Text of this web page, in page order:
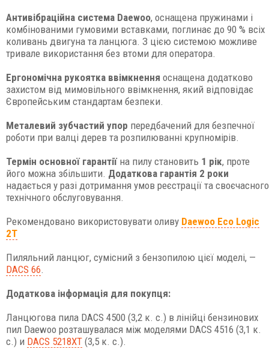
Антивібраційна система Daewoo, оснащена пружинами і
комбінованими гумовими вставками, поглинає до 90 % всіх
коливань двигуна та ланцюга. З цією системою можливе
тривале використання без втоми для оператора.
Ергономічна рукоятка ввімкнення оснащена додатково
захистом від мимовільного ввімкнення, який відповідає
Європейським стандартам безпеки.
Металевий зубчастий упор передбачений для безпечної
роботи при валці дерев та розпилюванні крупномірів.
Термін основної гарантії на пилу становить 1 рік, проте
його можна збільшити. Додаткова гарантія 2 роки
надається у разі дотримання умов реєстрації та своєчасного
технічного обслуговування.
Рекомендовано використовувати оливу Daewoo Eco Logic
2T
Пиляльний ланцюг, сумісний з бензопилою цієї моделі, —
DACS 66.
Додаткова інформація для покупця:
Ланцюгова пила DACS 4500 (3,2 к. с.) в лінійці бензинових
пил Daewoo розташувалася між моделями DACS 4516 (3,1 к.
с.) и DACS 5218XT (3,5 к. с.).